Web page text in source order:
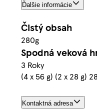
Ďalšie informácie
Čistý obsah
280g
Spodná veková
3 Roky
(4 x 56 g) (2 x 28 g)
Kontaktná adresa